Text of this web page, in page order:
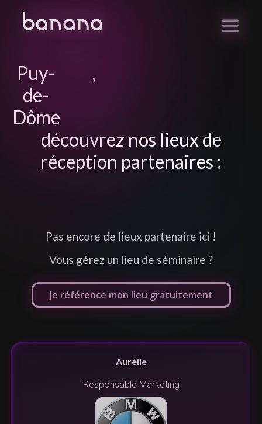
Puy-
de-
Dôme
,
découvrez nos lieux de
réception partenaires :
Pas encore de lieux partenaire ici !
Vous gérez un lieu de séminaire ?
Je référence mon lieu gratuitement
Aurélie
Responsable Marketing